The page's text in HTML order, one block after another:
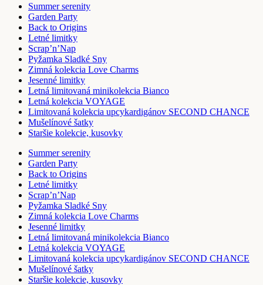
Summer serenity
Garden Party
Back to Origins
Letné limitky
Scrap’n’Nap
Pyžamka Sladké Sny
Zimná kolekcia Love Charms
Jesenné limitky
Letná limitovaná minikolekcia Bianco
Letná kolekcia VOYAGE
Limitovaná kolekcia upcykardigánov SECOND CHANCE
Mušelínové šatky
Staršie kolekcie, kusovky
Summer serenity
Garden Party
Back to Origins
Letné limitky
Scrap’n’Nap
Pyžamka Sladké Sny
Zimná kolekcia Love Charms
Jesenné limitky
Letná limitovaná minikolekcia Bianco
Letná kolekcia VOYAGE
Limitovaná kolekcia upcykardigánov SECOND CHANCE
Mušelínové šatky
Staršie kolekcie, kusovky